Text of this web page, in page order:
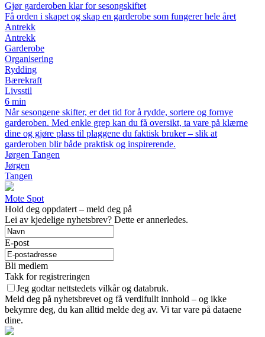
Gjør garderoben klar for sesongskiftet
Få orden i skapet og skap en garderobe som fungerer hele året
Antrekk
Antrekk
Garderobe
Organisering
Rydding
Bærekraft
Livsstil
6 min
Når sesongene skifter, er det tid for å rydde, sortere og fornye
garderoben. Med enkle grep kan du få oversikt, ta vare på klærne
dine og gjøre plass til plaggene du faktisk bruker – slik at
garderoben blir både praktisk og inspirerende.
Jørgen Tangen
Jørgen
Tangen
Mote Spot
Hold deg oppdatert – meld deg på
Lei av kjedelige nyhetsbrev? Dette er annerledes.
E-post
Bli medlem
Takk for registreringen
Jeg godtar nettstedets vilkår og databruk.
Meld deg på nyhetsbrevet og få verdifullt innhold – og ikke
bekymre deg, du kan alltid melde deg av. Vi tar vare på dataene
dine.